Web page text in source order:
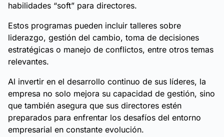
habilidades “soft” para directores.
Estos programas pueden incluir talleres sobre
liderazgo, gestión del cambio, toma de decisiones
estratégicas o manejo de conflictos, entre otros temas
relevantes.
Al invertir en el desarrollo continuo de sus líderes, la
empresa no solo mejora su capacidad de gestión, sino
que también asegura que sus directores estén
preparados para enfrentar los desafíos del entorno
empresarial en constante evolución.